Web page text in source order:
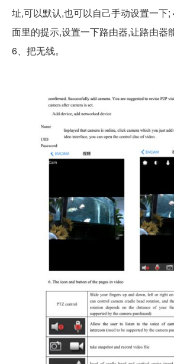
址,可以默认,也可以自己手动设置一下
面里的提示,设置一下路由器,让路由器
6、把无线。